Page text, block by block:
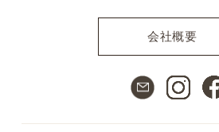
会社概要